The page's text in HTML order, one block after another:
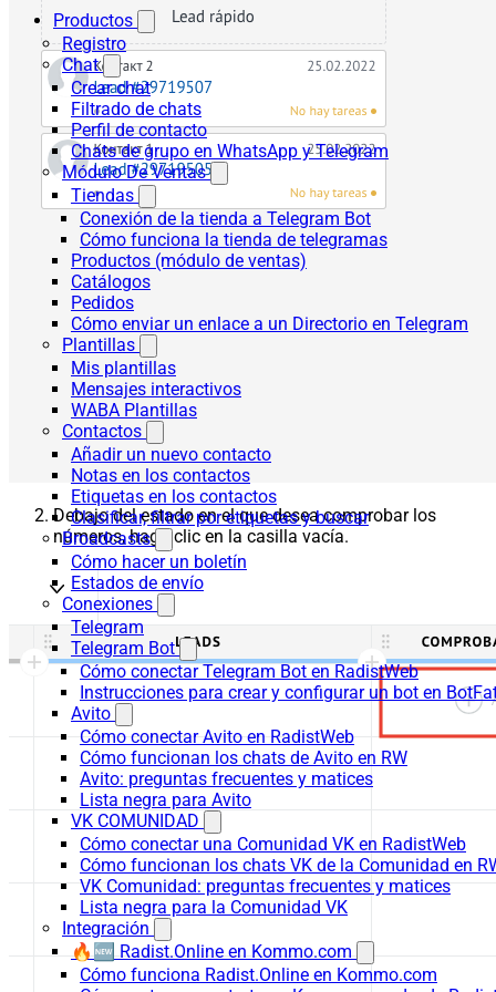
Productos
Registro
Chat
Crear chat
Filtrado de chats
Perfil de contacto
Chats de grupo en WhatsApp y Telegram
Módulo De Ventas
Tiendas
Conexión de la tienda a Telegram Bot
Cómo funciona la tienda de telegramas
Productos (módulo de ventas)
Catálogos
Pedidos
Cómo enviar un enlace a un Directorio en Telegram
Plantillas
Mis plantillas
Mensajes interactivos
WABA Plantillas
Contactos
Añadir un nuevo contacto
Notas en los contactos
Etiquetas en los contactos
Clasificar, filtrar por etiquetas y buscar
Broadcasts
Cómo hacer un boletín
Estados de envío
Conexiones
Telegram
Telegram Bot
Cómo conectar Telegram Bot en RadistWeb
Instrucciones para crear y configurar un bot en
Avito
Cómo conectar Avito en RadistWeb
Cómo funcionan los chats de Avito en RW
Avito: preguntas frecuentes y matices
Lista negra para Avito
VK COMUNIDAD
Cómo conectar una Comunidad VK en RadistWeb
Cómo funcionan los chats VK de la Comunidad en
VK Comunidad: preguntas frecuentes y matices
Lista negra para la Comunidad VK
Integración
🔥🆕 Radist.Online en Kommo.com
Cómo funciona Radist.Online en Kommo.com
Debajo del estado en el que desea comprobar los
números, haga clic en la casilla vacía.